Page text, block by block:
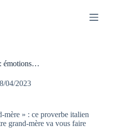
émotions…
04/2023
mère » : ce proverbe italien
grand-mère va vous faire